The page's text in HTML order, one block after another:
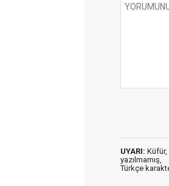
UYARI: Küfür,
yazılmamış,
Türkçe